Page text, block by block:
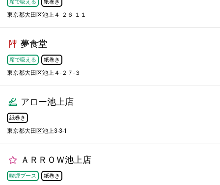
席で吸える 紙巻き
東京都大田区池上４-２６-１１
夢食堂
席で吸える 紙巻き
東京都大田区池上４-２７-３
アロー池上店
紙巻き
東京都大田区池上3-3-1
ＡＲＲＯＷ池上店
喫煙ブース 紙巻き